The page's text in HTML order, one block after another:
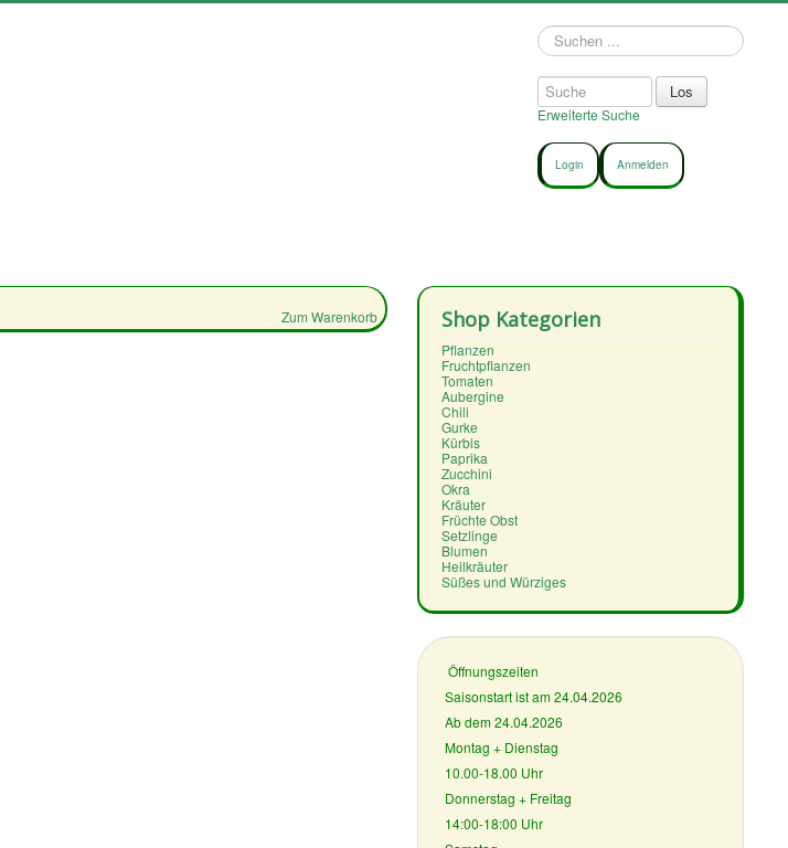
Suchen
...
Erweiterte Suche
Login Anmelden
Zum Warenkorb
Shop Kategorien
Pflanzen
Fruchtpflanzen
Tomaten
Aubergine
Chili
Gurke
Kürbis
Paprika
Zucchini
Okra
Kräuter
Früchte Obst
Setzlinge
Blumen
Heilkräuter
Süßes und Würziges
Öffnungszeiten
Saisonstart ist am 24.04.2026
Ab dem 24.04.2026
Montag + Dienstag
10.00-18.00 Uhr
Donnerstag + Freitag
14:00-18:00 Uhr